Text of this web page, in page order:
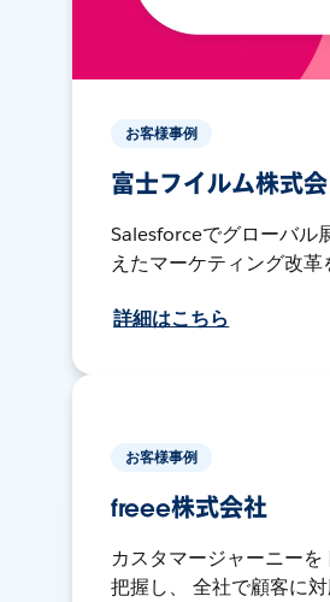
お客様事例
富士フイルム株式会
Salesforceでグローバル
えたマーケティング改革
詳細はこちら
お客様事例
freee株式会社
カスタマージャーニーを
把握し、 全社で顧客に